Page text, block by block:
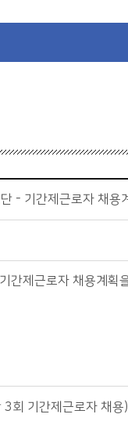
- 기간제근로자 채용
제근로자 채용계획
회 기간제근로자 채